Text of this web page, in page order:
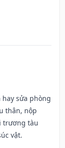
sửa phòng
thân, nộp
trương tàu
vật.